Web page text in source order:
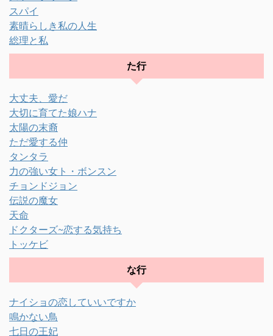
スパイ
素晴らしき私の人生
総理と私
た行
大丈夫、愛だ
大切に育てた娘ハナ
太陽の末裔
ただ愛する仲
タンタラ
力の強い女ト・ボンスン
チョンドジョン
伝説の魔女
天命
ドクターズ~恋する気持ち
トッケビ
な行
ナイショの恋していいですか
鳴かない鳥
七日の王妃